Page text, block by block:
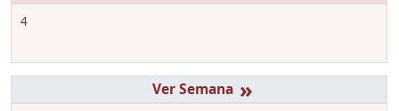
4
»